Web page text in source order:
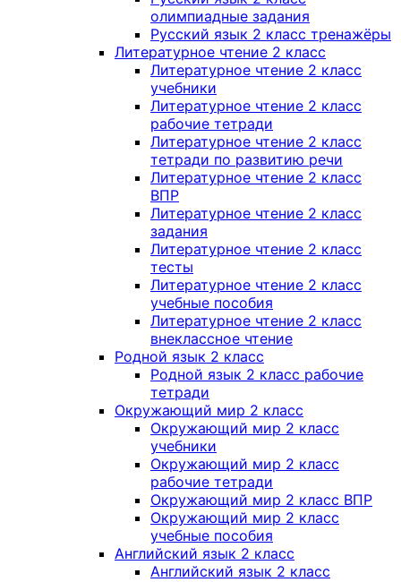
олимпиадные задания
Русский язык 2 класс тренажёры
Литературное чтение 2 класс
Литературное чтение 2 класс
учебники
Литературное чтение 2 класс
рабочие тетради
Литературное чтение 2 класс
тетради по развитию речи
Литературное чтение 2 класс
ВПР
Литературное чтение 2 класс
задания
Литературное чтение 2 класс
тесты
Литературное чтение 2 класс
учебные пособия
Литературное чтение 2 класс
внеклассное чтение
Родной язык 2 класс
Родной язык 2 класс рабочие
тетради
Окружающий мир 2 класс
Окружающий мир 2 класс
учебники
Окружающий мир 2 класс
рабочие тетради
Окружающий мир 2 класс ВПР
Окружающий мир 2 класс
учебные пособия
Английский язык 2 класс
Английский язык 2 класс